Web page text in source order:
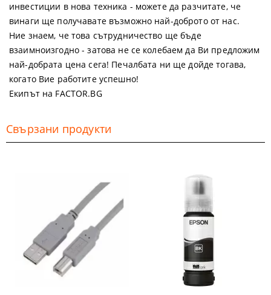
инвестиции в нова техника - можете да разчитате, че
винаги ще получавате възможно най-доброто от нас.
Ние знаем, че това сътрудничество ще бъде
взаимноизгодно - затова не се колебаем да Ви предложим
най-добрата цена сега! Печалбата ни ще дойде тогава,
когато Вие работите успешно!
Екипът на FACTOR.BG
Свързани продукти